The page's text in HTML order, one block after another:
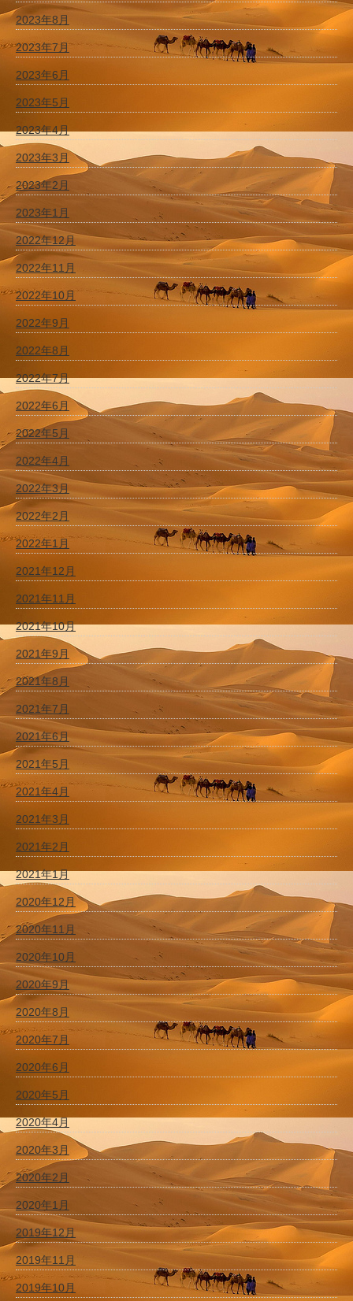
2023年8月
2023年7月
2023年6月
2023年5月
2023年4月
2023年3月
2023年2月
2023年1月
2022年12月
2022年11月
2022年10月
2022年9月
2022年8月
2022年7月
2022年6月
2022年5月
2022年4月
2022年3月
2022年2月
2022年1月
2021年12月
2021年11月
2021年10月
2021年9月
2021年8月
2021年7月
2021年6月
2021年5月
2021年4月
2021年3月
2021年2月
2021年1月
2020年12月
2020年11月
2020年10月
2020年9月
2020年8月
2020年7月
2020年6月
2020年5月
2020年4月
2020年3月
2020年2月
2020年1月
2019年12月
2019年11月
2019年10月